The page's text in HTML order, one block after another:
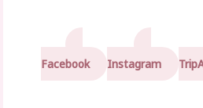
Facebook Instagram